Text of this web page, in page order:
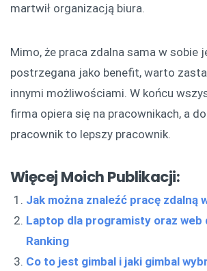
martwił organizacją biura.
Mimo, że praca zdalna sama w sobie
postrzegana jako benefit, warto
innymi możliwościami. W końcu
firma opiera się na pracownikach, a
pracownik to lepszy pracownik.
Więcej Moich Publikacji:
Jak można znaleźć pracę zdalną
Laptop dla programisty oraz web
Ranking
Co to jest gimbal i jaki gimbal